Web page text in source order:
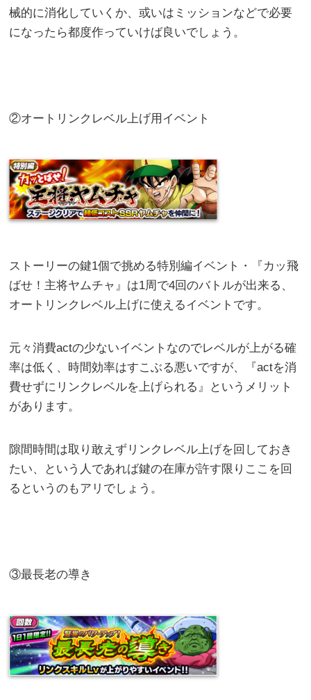
械的に消化していくか、或いはミッションなどで必要
になったら都度作っていけば良いでしょう。
②オートリンクレベル上げ用イベント
ストーリーの鍵1個で挑める特別編イベント・『カッ飛
ばせ！主将ヤムチャ』は1周で4回のバトルが出来る、
オートリンクレベル上げに使えるイベントです。
元々消費actの少ないイベントなのでレベルが上がる確
率は低く、時間効率はすこぶる悪いですが、『actを消
費せずにリンクレベルを上げられる』というメリット
があります。
隙間時間は取り敢えずリンクレベル上げを回しておき
たい、という人であれば鍵の在庫が許す限りここを回
るというのもアリでしょう。
③最長老の導き